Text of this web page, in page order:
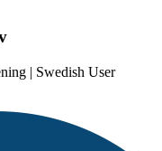
| Swedish User